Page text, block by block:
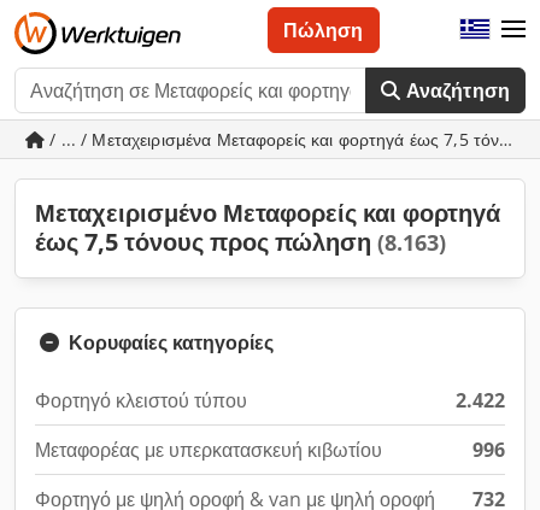
Αναζήτηση
Πώληση
/ ... / Μεταχειρισμένα Μεταφορείς και φορτηγά έως 7,5 τόνους
Μεταχειρισμένο Μεταφορείς και φορτηγά
έως 7,5 τόνους προς πώληση (8.163)
Κορυφαίες κατηγορίες
Φορτηγό κλειστού τύπου
2.422
Μεταφορέας με υπερκατασκευή κιβωτίου
996
Φορτηγό με ψηλή οροφή & van με ψηλή οροφή
732